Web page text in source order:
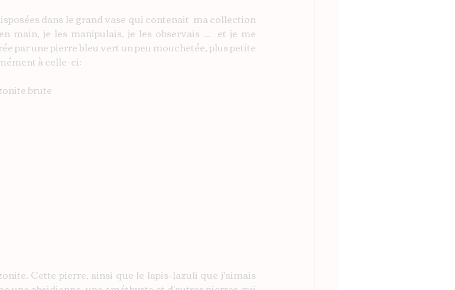
dans le grand vase qui contenait  ma collection
main, je les manipulais, je les observais ...  et je me
par une pierre bleu vert un peu mouchetée, plus petite
à celle-ci:
Amazonite brute
Cette pierre, ainsi que le lapis-lazuli que j'aimais